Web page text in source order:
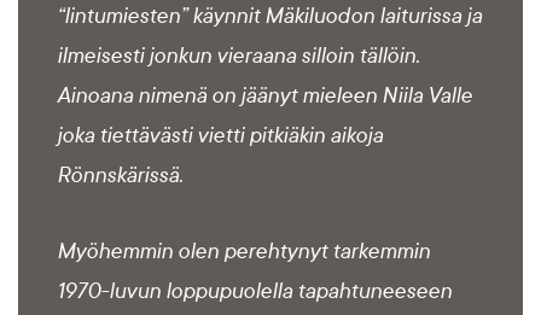
“lintumiesten” käynnit Mäkiluodon laiturissa ja
ilmeisesti jonkun vieraana silloin tällöin.
Ainoana nimenä on jäänyt mieleen Niila Valle
joka tiettävästi vietti pitkiäkin aikoja
Rönnskärissä.
Myöhemmin olen perehtynyt tarkemmin
1970-luvun loppupuolella tapahtuneeseen